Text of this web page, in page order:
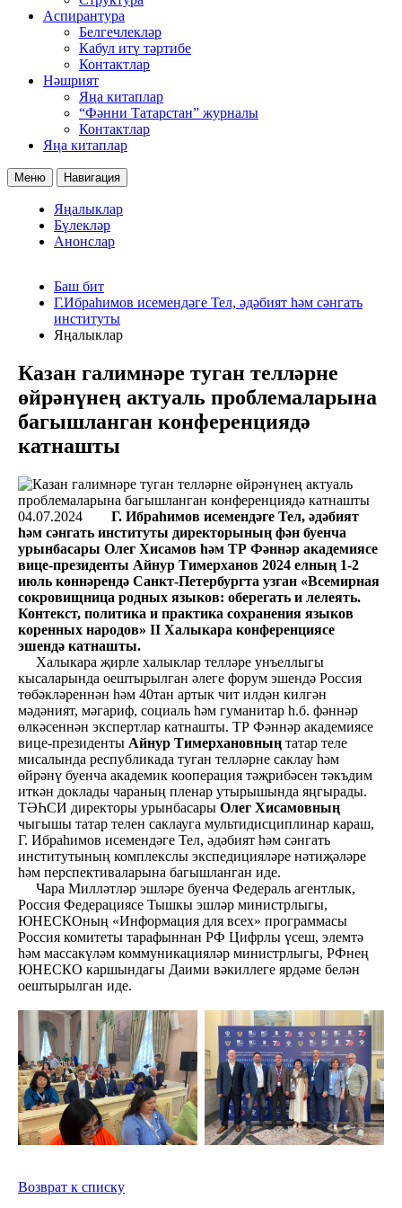
Аспирантура
Белгечлекләр
Кабул итү тәртибе
Контактлар
Нәшрият
Яңа китаплар
“Фәнни Татарстан” журналы
Контактлар
Яңа китаплар
Меню Навигация
Яңалыклар
Бүлекләр
Анонслар
Баш бит
Г.Ибраһимов исемендәге Тел, әдәбият һәм сәнгать
институты
Яңалыклар
Казан галимнәре туган телләрне
өйрәнүнең актуаль проблемаларына
багышланган конференциядә
катнашты
04.07.2024
Г. Ибраһимов исемендәге Тел, әдәбият
һәм сәнгать институты директорының фән буенча
урынбасары Олег Хисамов һәм ТР Фәннәр академиясе
вице-президенты Айнур Тимерханов 2024 елның 1-2
июль көннәрендә Санкт-Петербургта узган «Всемирная
сокровищница родных языков: оберегать и лелеять.
Контекст, политика и практика сохранения языков
коренных народов» II Халыкара конференциясе
эшендә катнашты.
Халыкара җирле халыклар телләре унъеллыгы
кысаларында оештырылган әлеге форум эшендә Россия
төбәкләреннән һәм 40тан артык чит илдән килгән
мәдәният, мәгариф, социаль һәм гуманитар һ.б. фәннәр
өлкәсеннән экспертлар катнашты. ТР Фәннәр академиясе
вице-президенты Айнур Тимерхановның татар теле
мисалында республикада туган телләрне саклау һәм
өйрәнү буенча академик кооперация тәҗрибәсен тәкъдим
иткән доклады чараның пленар утырышында яңгырады.
ТӘҺСИ директоры урынбасары Олег Хисамовның
чыгышы татар телен саклауга мультидисциплинар караш,
Г. Ибраһимов исемендәге Тел, әдәбият һәм сәнгать
институтының комплекслы экспедицияләре нәтиҗәләре
һәм перспективаларына багышланган иде.
Чара Милләтләр эшләре буенча Федераль агентлык,
Россия Федерациясе Тышкы эшләр министрлыгы,
ЮНЕСКОның «Информация для всех» программасы
Россия комитеты тарафыннан РФ Цифрлы үсеш, элемтә
һәм массакүләм коммуникацияләр министрлыгы, РФнең
ЮНЕСКО каршындагы Даими вәкиллеге ярдәме белән
оештырылган иде.
Возврат к списку